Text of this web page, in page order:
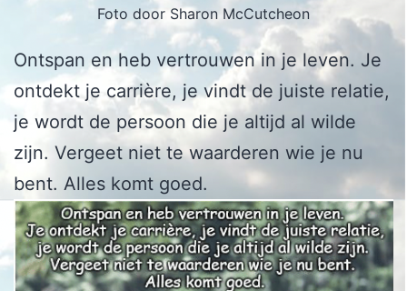
Foto door Sharon McCutcheon
Ontspan en heb vertrouwen in je leven. Je
ontdekt je carrière, je vindt de juiste relatie,
je wordt de persoon die je altijd al wilde
zijn. Vergeet niet te waarderen wie je nu
bent. Alles komt goed.